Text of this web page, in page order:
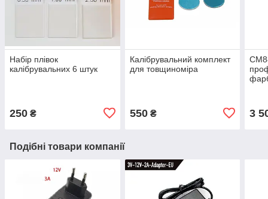
Набір плівок
калібрувальних 6 штук
250 ₴
Калібрувальний комплект
для товщиноміра
550₴ 3
Подібні товари компанії